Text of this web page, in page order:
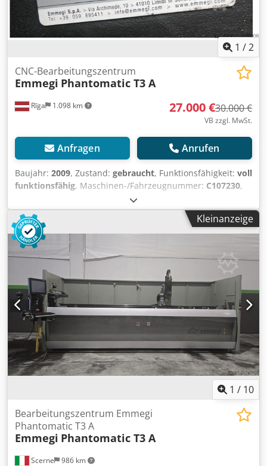
1 /2
Rīga 1.098 km
CNC-Bearbeitungszentrum
Emmegi Phantomatic T3 A
27.000 €30.000 €
VB zzgl. MwSt.
Anfragen Anrufen
Baujahr: 2009, Zustand: gebraucht, Funktionsfähigkeit: voll
funktionsfähig, Maschinen-/Fahrzeugnummer: C107230,
Wir bieten ein gepflegtes Emmegi PHANTOMATIC T3 A
CNC-Bearbeitungszentrum an, ideal für die Bearbeitung
von Aluminium- und Leichtmetallprofilen.
Maschinendetails: Hersteller: Emmegi S.p.A. (Italien)
Modell: PHANTOMATIC T3 A Baujahr: 2009 Seriennummer:
C107230 Leistung: 7,5 kW Spannung: 400 V / 3-Phasen
Strom: 16 A Frequenz: 50 Hz Gewicht: 1950 kg
Beschreibung: Crodpfx Aijy Idm Rj Isf Das PHANTOMATIC
T3 A ist ein vielseitiges CNC-Bearbeitungszentrum zur
Ausführung von Fräs-, Bohr-, Gewindeschneid- und
Trennarbeiten an Aluminiumprofilen. Die Maschine ist für
ihre Zuverlässigkeit und Präzision bekannt und eignet sich
ideal für die Fertigung von Fenstern, Türen und Fassaden
sowie für die allgemeine Aluminiumverarbeitung.
Kleinanzeige
1 / 10
Scerne 986 km
Bearbeitungszentrum Emmegi
Phantomatic T3 A
Emmegi Phantomatic T3 A